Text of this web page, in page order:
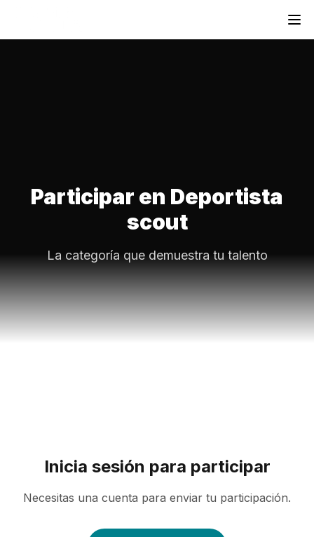
Participar en Deportista
scout
La categoría que demuestra tu talento
Inicia sesión para participar
Necesitas una cuenta para enviar tu participación.